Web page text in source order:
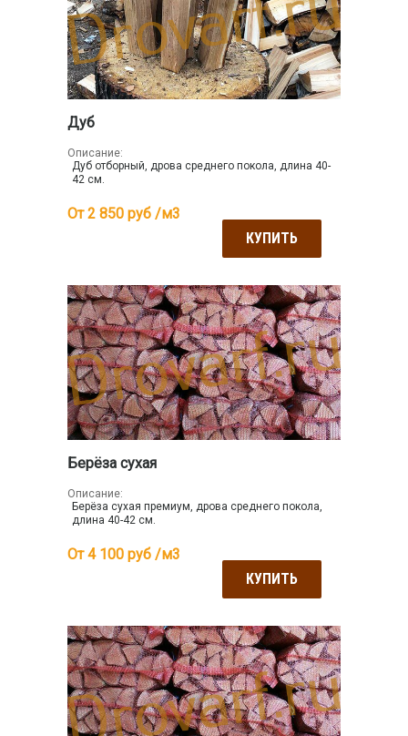
Дуб
Описание:
Дуб отборный, дрова среднего покола, длина 40-
42 см.
От 2 850 руб /м3
КУПИТЬ
Берёза сухая
Описание:
Берёза сухая премиум, дрова среднего покола,
длина 40-42 см.
От 4 100 руб /м3
КУПИТЬ